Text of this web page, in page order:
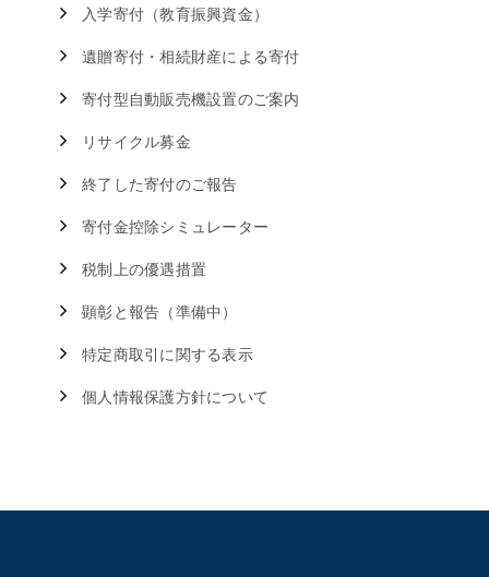
入学寄付（教育振興資金）
遺贈寄付・相続財産による寄付
寄付型自動販売機設置のご案内
リサイクル募金
終了した寄付のご報告
寄付金控除シミュレーター
税制上の優遇措置
顕彰と報告（準備中）
特定商取引に関する表示
個人情報保護方針について